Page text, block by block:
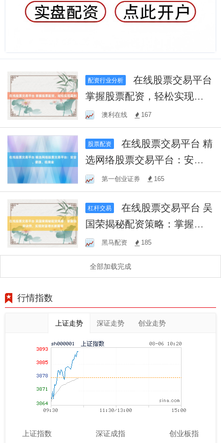
配资行业分析
在线股票交易平台
掌握股票配资，轻松实现盈
利
澳利在线 167
股票配资
在线股票交易平台 精
选网络股票交易平台：安
全、便捷、低佣金
第一创业证券 165
杠杆交易
在线股票交易平台 吴
国荣揭秘配资策略：掌握投
资诀窍，实现财富增长新篇
章
黑马配资 185
全部加载完成
行情指数
上证走势 深证走势 创业走势
上证指数 深证成指 创业板指